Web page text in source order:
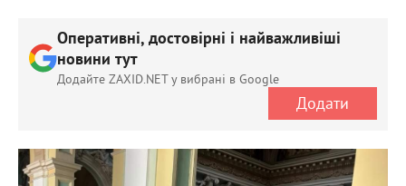
Оперативні, достовірні і найважливіші
новини тут
Додайте ZAXID.NET у вибрані в Google
Додати